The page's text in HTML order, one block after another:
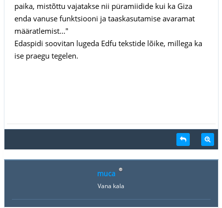
paika, mistõttu vajatakse nii püramiidide kui ka Giza
enda vanuse funktsiooni ja taaskasutamise avaramat
määratlemist..."
Edaspidi soovitan lugeda Edfu tekstide lõike, millega ka
ise praegu tegelen.
muca
Vana kala